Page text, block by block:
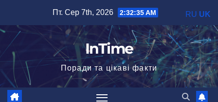
вмісту
Пт. Сер 7th, 2026 2:32:36 AM
InTime
Поради та цікаві факти
RU UK